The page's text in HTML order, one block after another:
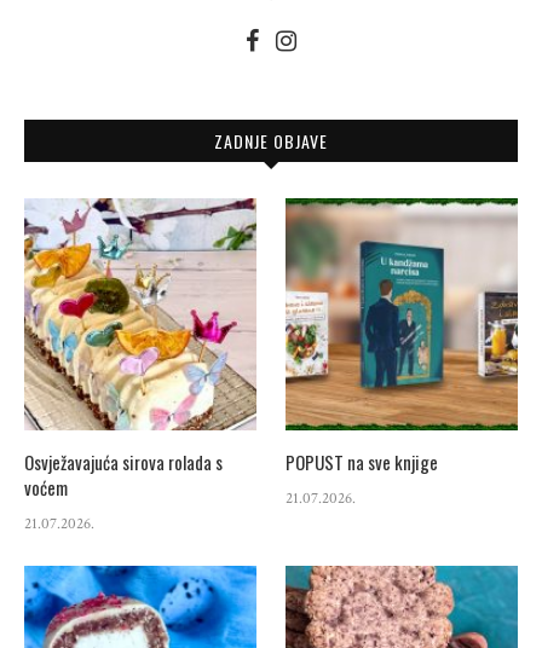
ZADNJE OBJAVE
Osvježavajuća sirova rolada s
voćem
21.07.2026.
POPUST na sve knjige
21.07.2026.